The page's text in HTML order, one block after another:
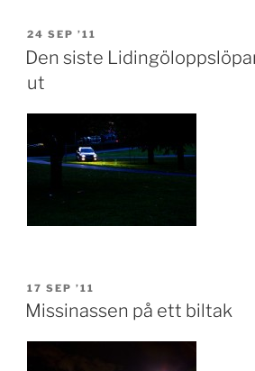
POSTED
ON
24 SEP ’11
Den siste
ut
POSTED
ON
17 SEP ’11
Missinassen på ett biltak